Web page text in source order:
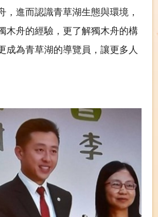
，進而認識青草湖生態與環境，
木舟的經驗，更了解獨木舟的構
成為青草湖的導覽員，讓更多人